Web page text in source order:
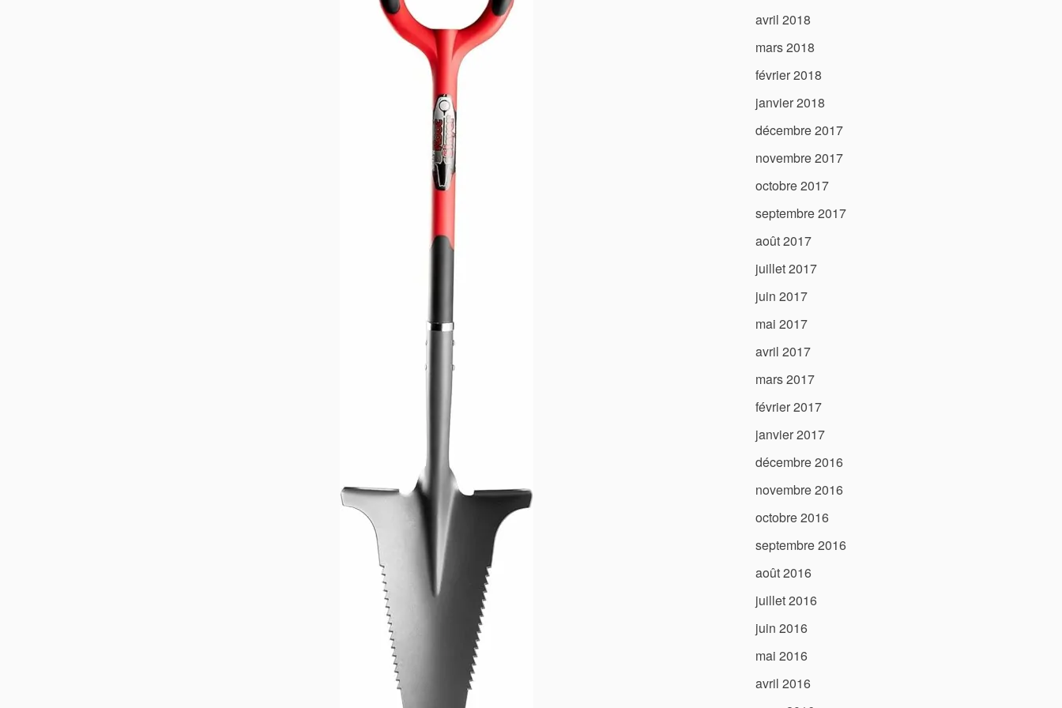
avril 2018
mars 2018
février 2018
janvier 2018
décembre 2017
novembre 2017
octobre 2017
septembre 2017
août 2017
juillet 2017
juin 2017
mai 2017
avril 2017
mars 2017
février 2017
janvier 2017
décembre 2016
novembre 2016
octobre 2016
septembre 2016
août 2016
juillet 2016
juin 2016
mai 2016
avril 2016